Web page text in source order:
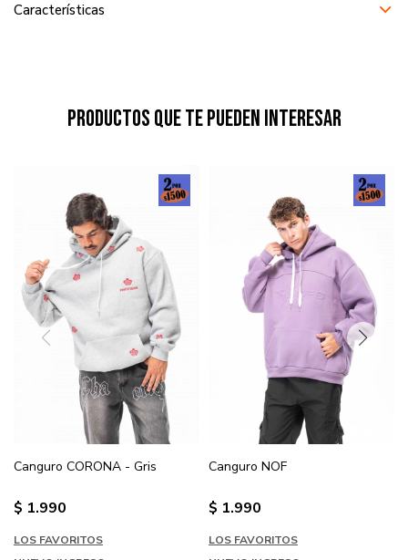
Características
Productos que te pueden interesar
Canguro CORONA - Gris
$ 1.990
LOS FAVORITOS
Canguro NOF
$ 1.990
LOS FAVORITOS